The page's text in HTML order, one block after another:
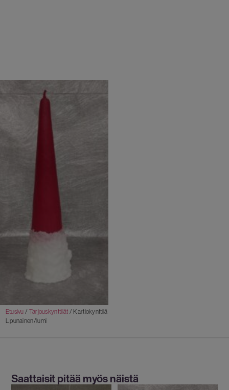
Etusivu / Tarjouskynttilät / Kartiokynttilä
L punainen/lumi
Saattaisit pitää myös näistä